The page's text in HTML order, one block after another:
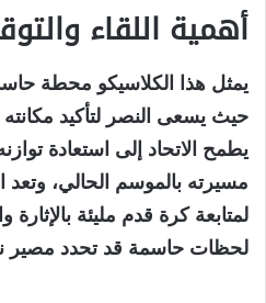
أهمية اللقاء
يمثل هذا الكلاسيكو محطة
حيث يسعى النصر لتأكيد مكانته
يطمح الاتحاد إلى استعادة
مسيرته بالموسم الحالي، وتعد
لمتابعة كرة قدم مليئة بالإثارة
لحظات حاسمة قد تحدد مصير